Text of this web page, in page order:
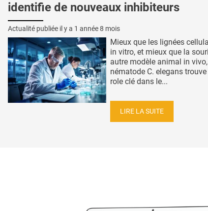
identifie de nouveaux inhibiteurs
Actualité publiée il y a 1 année 8 mois
Mieux que les lignées
in vitro, et mieux que la
autre modèle animal in
nématode C. elegans
role clé dans le...
LIRE LA SUITE